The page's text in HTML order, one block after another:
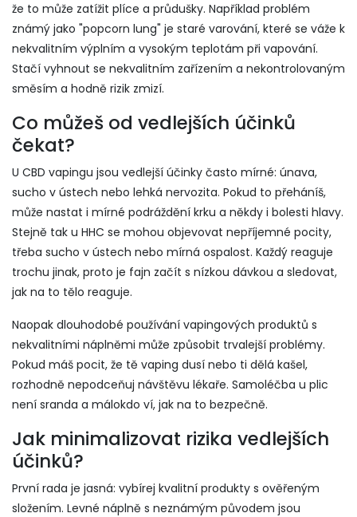
že to může zatížit plíce a průdušky. Například problém
známý jako "popcorn lung" je staré varování, které se váže k
nekvalitním výplním a vysokým teplotám při vapování.
Stačí vyhnout se nekvalitním zařízením a nekontrolovaným
směsím a hodně rizik zmizí.
Co můžeš od vedlejších účinků
čekat?
U CBD vapingu jsou vedlejší účinky často mírné: únava,
sucho v ústech nebo lehká nervozita. Pokud to přeháníš,
může nastat i mírné podráždění krku a někdy i bolesti hlavy.
Stejně tak u HHC se mohou objevovat nepříjemné pocity,
třeba sucho v ústech nebo mírná ospalost. Každý reaguje
trochu jinak, proto je fajn začít s nízkou dávkou a sledovat,
jak na to tělo reaguje.
Naopak dlouhodobé používání vapingových produktů s
nekvalitními náplněmi může způsobit trvalejší problémy.
Pokud máš pocit, že tě vaping dusí nebo ti dělá kašel,
rozhodně nepodceňuj návštěvu lékaře. Samoléčba u plic
není sranda a málokdo ví, jak na to bezpečně.
Jak minimalizovat rizika vedlejších
účinků?
První rada je jasná: vybírej kvalitní produkty s ověřeným
složením. Levné náplně s neznámým původem jsou